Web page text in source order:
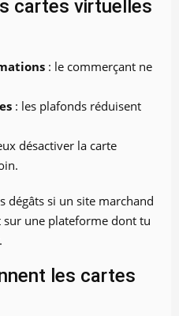
cartes virtuelles
: le commerçant ne
: les plafonds réduisent
désactiver la carte
dégâts si un site marchand
sur une plateforme dont tu
les cartes